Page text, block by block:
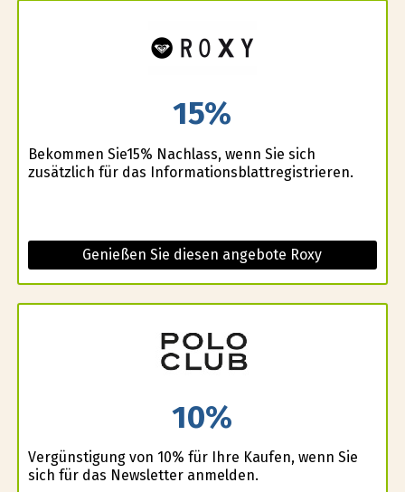
15%
Bekommen Sie15% Nachlass, wenn Sie sich
zusätzlich für das Informationsblattregistrieren.
Genießen Sie diesen angebote Roxy
10%
Vergünstigung von 10% für Ihre Kaufen, wenn Sie
sich für das Newsletter anmelden.